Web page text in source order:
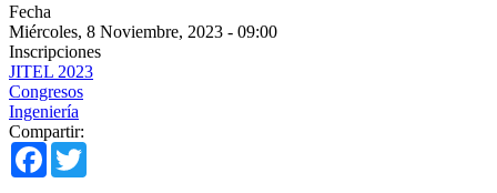
Fecha
Miércoles, 8 Noviembre, 2023 - 09:00
Inscripciones
JITEL 2023
Congresos
Ingeniería
Compartir:
Facebook